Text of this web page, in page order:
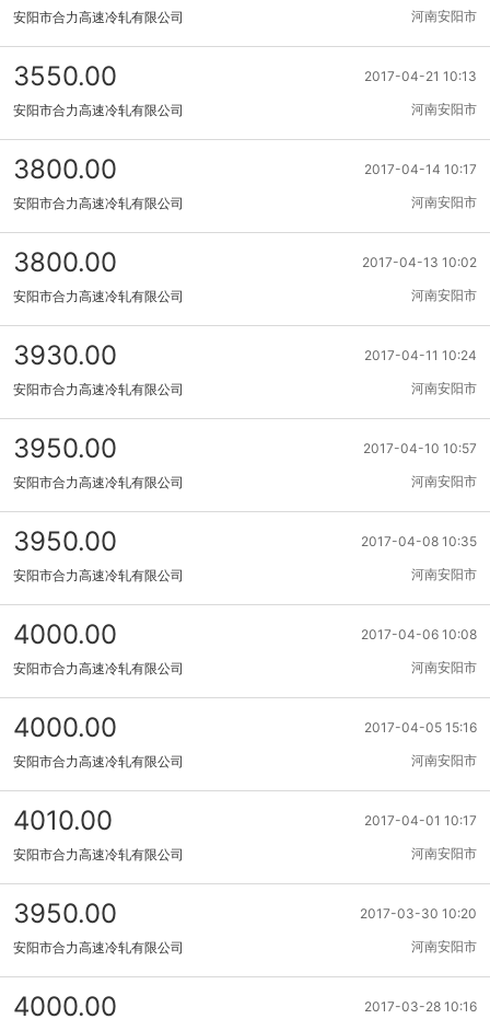
河南安阳市
安阳市合力高速冷轧有限公司
2017-04-21 10:13
3550.00
河南安阳市
安阳市合力高速冷轧有限公司
2017-04-14 10:17
3800.00
河南安阳市
安阳市合力高速冷轧有限公司
2017-04-13 10:02
3800.00
河南安阳市
安阳市合力高速冷轧有限公司
2017-04-11 10:24
3930.00
河南安阳市
安阳市合力高速冷轧有限公司
2017-04-10 10:57
3950.00
河南安阳市
安阳市合力高速冷轧有限公司
2017-04-08 10:35
3950.00
河南安阳市
安阳市合力高速冷轧有限公司
2017-04-06 10:08
4000.00
河南安阳市
安阳市合力高速冷轧有限公司
2017-04-05 15:16
4000.00
河南安阳市
安阳市合力高速冷轧有限公司
2017-04-01 10:17
4010.00
河南安阳市
安阳市合力高速冷轧有限公司
2017-03-30 10:20
3950.00
河南安阳市
安阳市合力高速冷轧有限公司
2017-03-28 10:16
4000.00